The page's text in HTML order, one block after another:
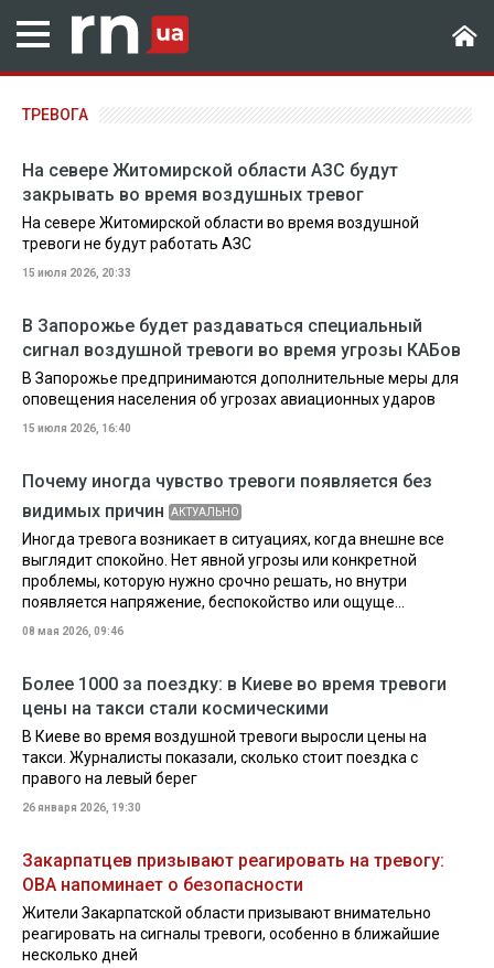
ТРЕВОГА
На севере Житомирской области АЗС будут
закрывать во время воздушных тревог
На севере Житомирской области во время воздушной
тревоги не будут работать АЗС
15 июля 2026, 20:33
В Запорожье будет раздаваться специальный
сигнал воздушной тревоги во время угрозы КАБов
В Запорожье предпринимаются дополнительные меры для
оповещения населения об угрозах авиационных ударов
15 июля 2026, 16:40
Почему иногда чувство тревоги появляется без
видимых причин
АКТУАЛЬНО
Иногда тревога возникает в ситуациях, когда внешне все
выглядит спокойно. Нет явной угрозы или конкретной
проблемы, которую нужно срочно решать, но внутри
появляется напряжение, беспокойство или ощуще...
08 мая 2026, 09:46
Более 1000 за поездку: в Киеве во время тревоги
цены на такси стали космическими
В Киеве во время воздушной тревоги выросли цены на
такси. Журналисты показали, сколько стоит поездка с
правого на левый берег
26 января 2026, 19:30
Закарпатцев призывают реагировать на тревогу:
ОВА напоминает о безопасности
Жители Закарпатской области призывают внимательно
реагировать на сигналы тревоги, особенно в ближайшие
несколько дней